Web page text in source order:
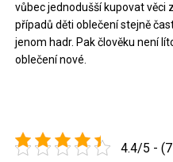
vůbec jednodušší kupovat věci
případů děti oblečení stejně
jenom hadr. Pak člověku není
oblečení nové.
4.4/5 -